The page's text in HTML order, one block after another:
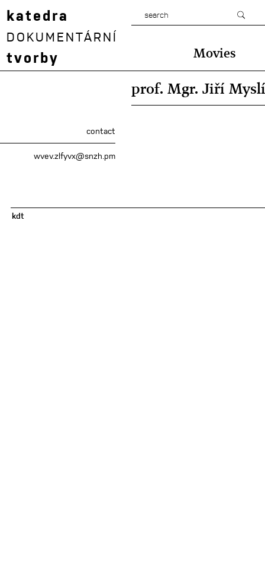
katedra
DOKUMENTÁRNÍ
tvorby Movies
contact
wvev.zlfyvx@snzh.pm
prof. Mgr. Jiří
kdt